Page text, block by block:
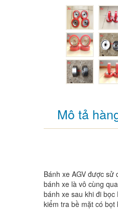
Mô tả
Bánh xe AGV được
bánh xe là vô cùng
bánh xe sau khi đi
kiểm tra bề mặt có